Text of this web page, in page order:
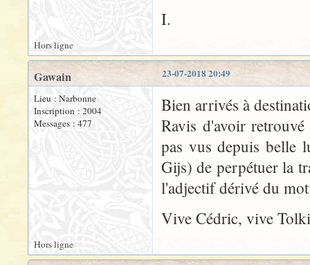
I.
Hors ligne
23-07-2018 20:49
Gawain
Lieu : Narbonne
Inscription : 2004
Messages : 477
Bien arrivés à
Ravis d'avoir
pas vus depuis belle
Gijs) de perpétuer la
l'adjectif dérivé du
Vive Cédric, vive
Hors ligne